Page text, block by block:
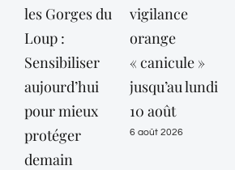
les Gorges du
Loup :
Sensibiliser
aujourd’hui
pour mieux
protéger
demain
vigilance
orange
« canicule »
jusqu’au lundi
10 août
6 août 2026